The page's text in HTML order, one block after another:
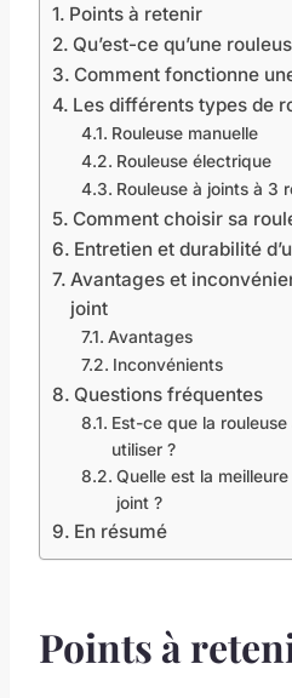
Points à retenir
Qu’est-ce qu’une
Comment fonctionne
Les différents types de
Rouleuse manuelle
Rouleuse électrique
Rouleuse à joints à 3
Comment choisir sa
Entretien et durabilité
Avantages et
joint
Avantages
Inconvénients
Questions fréquentes
Est-ce que la
utiliser ?
Quelle est la
joint ?
En résumé
Points à